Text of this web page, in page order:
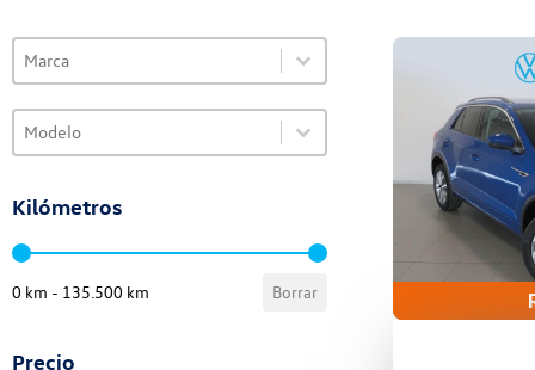
VO Selector de marca
Select content
Select content
VO Selector de modelo
Select content
Select content
Kilómetros
VO Selector de kilómetros
0 km - 135.500 km Borrar
Precio